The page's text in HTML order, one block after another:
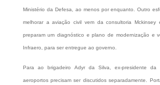
Ministério da Defesa, ao menos por enquanto. Outro
melhorar a aviação civil vem da consultoria Mckinsey
preparam um diagnóstico e plano de modernização e
Infraero, para ser entregue ao governo.
Para ao brigadeiro Adyr da Silva, ex-presidente da
aeroportos precisam ser discutidos separadamente.